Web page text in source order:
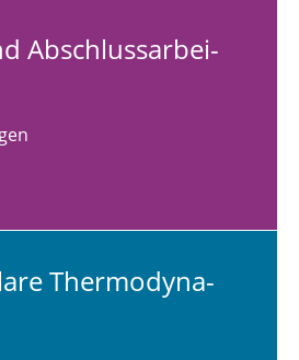
Ab­schluss­ar­bei­
Ther­mo­dy­na­